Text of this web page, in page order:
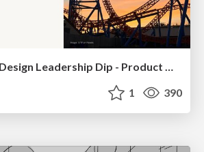
Navigating the Design Leadership Dip - Product Design Week Design Leaders+ Conference 2024
1 390